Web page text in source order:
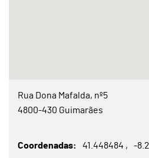
Rua Dona Mafalda, nº5
4800-430 Guimarães
Coordenadas 41.448484 -